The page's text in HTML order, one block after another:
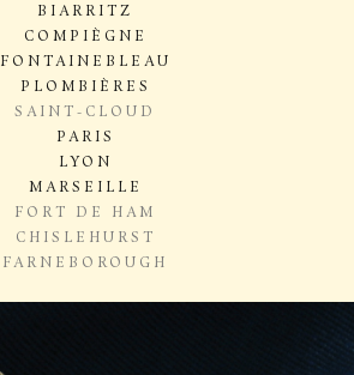
BIARRITZ
COMPIÈGNE
FONTAINEBLEAU
PLOMBIÈRES
SAINT-CLOUD
PARIS
LYON
MARSEILLE
FORT DE HAM
CHISLEHURST
FARNEBOROUGH